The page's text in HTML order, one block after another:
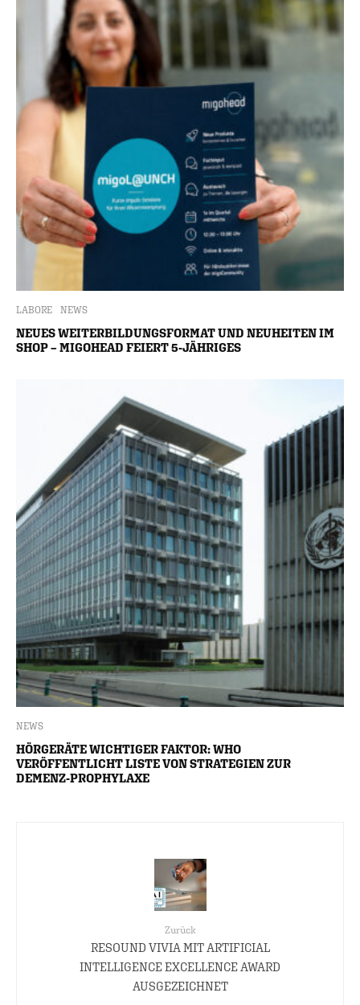
LABORE NEWS
NEUES WEITERBILDUNGSFORMAT UND NEUHEITEN IM
SHOP – MIGOHEAD FEIERT 5-JÄHRIGES
NEWS
HÖRGERÄTE WICHTIGER FAKTOR: WHO
VERÖFFENTLICHT LISTE VON STRATEGIEN ZUR
DEMENZ-PROPHYLAXE
Zurück
RESOUND VIVIA MIT ARTIFICIAL
INTELLIGENCE EXCELLENCE AWARD
AUSGEZEICHNET